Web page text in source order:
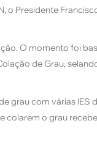
o Presidente
O momento foi
de Grau,
grau com várias IES
colarem o grau